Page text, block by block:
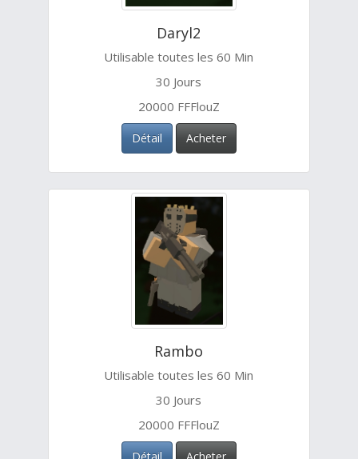
Daryl2
Utilisable toutes les 60 Min
30 Jours
20000 FFFlouZ
Détail Acheter
Rambo
Utilisable toutes les 60 Min
30 Jours
20000 FFFlouZ